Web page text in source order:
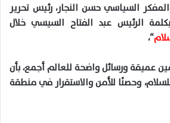
السياسي حسن النجار، رئيس تحرير
الرئيس عبد الفتاح السيسي خلال
“،
عميقة ورسائل واضحة للعالم أجمع، بأن
وحصنًا للأمن والاستقرار في منطقة